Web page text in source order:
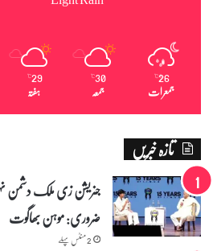
26
℃
جمعرات
30
℃
جمعہ
29
℃
ہفتہ
تازہ خبریں
جنریشن زی ملک دشمن
ضروری: موہن بھاگوت
2 منٹس پہلے